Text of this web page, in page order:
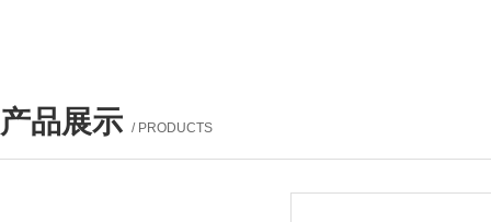
产品展示 / PRODUCTS